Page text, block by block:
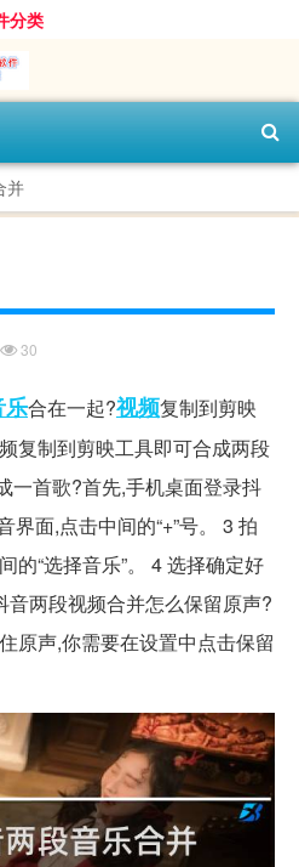
分类
并
30
乐合在一起?视频复制到剪映
复制到剪映工具即可合成两段
一首歌?首先,手机桌面登录抖
面,点击中间的“+”号。 3 拍
的“选择音乐”。 4 选择确定好
两段视频合并怎么保留原声?
原声,你需要在设置中点击保留